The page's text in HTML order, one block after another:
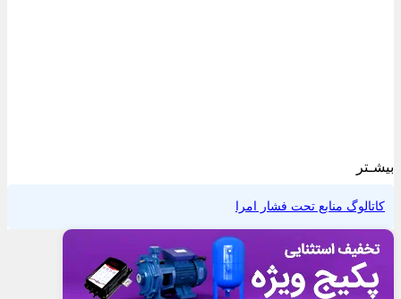
بیشـتر
کاتالوگ منابع تحت فشار امرا